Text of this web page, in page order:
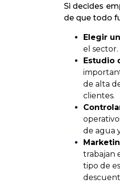
Si decides
de que todo
Elegir
el
Estudio
de alta
clientes.
de agua
trabajan
tipo de